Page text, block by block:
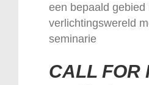
een bepaald gebied
verlichtingswereld
seminarie
CALL FOR